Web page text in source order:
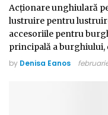
Acționare unghiulară
lustruire pentru
accesoriile pentru
principală a burghiului,
by Denisa Eanos